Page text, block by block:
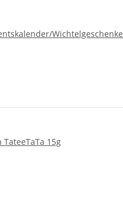
Wichtelgeschenke